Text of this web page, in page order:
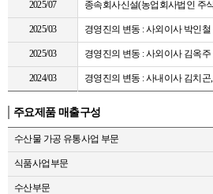
2025/07 종속회사신설(농업회사법인 주
2025/03 경영진의 변동 : 사외이사 박인철
2025/03 경영진의 변동 : 사외이사 김옥
2024/03 경영진의 변동 : 사내이사 김치
주요제품 매출구성
수산물 가공 유통사업 부문
식품사업부문
수산부문